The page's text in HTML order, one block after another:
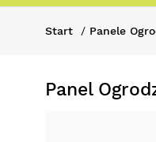
Start Panele
Panel